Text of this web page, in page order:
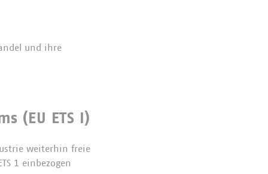
und ihre
(EU ETS I)
weiterhin freie
1 einbezogen